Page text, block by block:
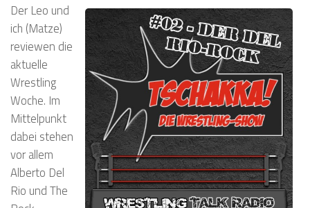
Der Leo und
ich (Matze)
reviewen die
aktuelle
Wrestling
Woche. Im
Mittelpunkt
dabei stehen
vor allem
Alberto Del
Rio und The